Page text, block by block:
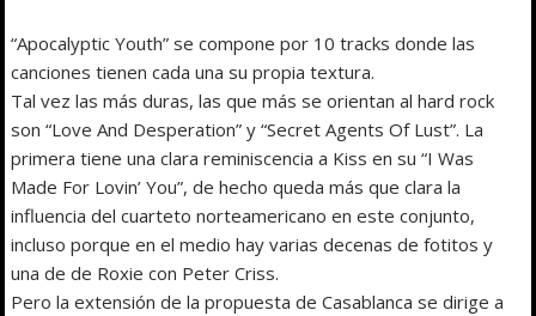
“Apocalyptic Youth” se compone por 10 tracks donde las
canciones tienen cada una su propia textura.
Tal vez las más duras, las que más se orientan al hard rock
son “Love And Desperation” y “Secret Agents Of Lust”. La
primera tiene una clara reminiscencia a Kiss en su “I Was
Made For Lovin’ You”, de hecho queda más que clara la
influencia del cuarteto norteamericano en este conjunto,
incluso porque en el medio hay varias decenas de fotitos y
una de de Roxie con Peter Criss.
Pero la extensión de la propuesta de Casablanca se dirige a